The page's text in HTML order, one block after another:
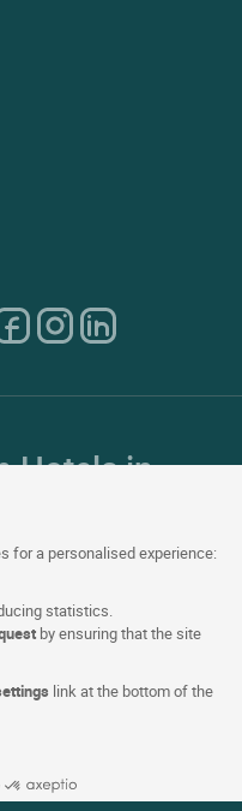
for a personalised experience:
statistics.
by ensuring that the site
link at the bottom of the
Hotels in